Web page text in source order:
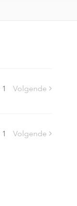
1 Volgende
1 Volgende